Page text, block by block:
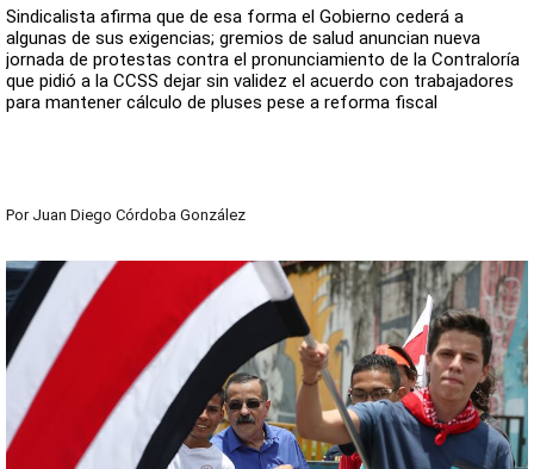
Sindicalista afirma que de esa forma el Gobierno cederá a
algunas de sus exigencias; gremios de salud anuncian nueva
jornada de protestas contra el pronunciamiento de la Contraloría
que pidió a la CCSS dejar sin validez el acuerdo con trabajadores
para mantener cálculo de pluses pese a reforma fiscal
Por Juan Diego Córdoba González